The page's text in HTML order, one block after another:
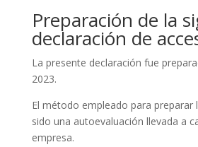
Preparación de la
declaración de
La presente declaración fue
2023.
El método empleado para preparar
sido una autoevaluación llevada a
empresa.